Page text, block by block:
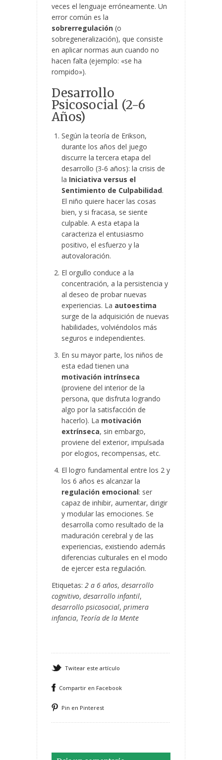
veces el lenguaje erróneamente. Un
error común es la
sobrerregulación (o
sobregeneralización), que consiste
en aplicar normas aun cuando no
hacen falta (ejemplo: «se ha
rompido»).
Desarrollo
Psicosocial (2-6
Años)
Según la teoría de Erikson,
durante los años del juego
discurre la tercera etapa del
desarrollo (3-6 años): la crisis de
la Iniciativa versus el
Sentimiento de Culpabilidad.
El niño quiere hacer las cosas
bien, y si fracasa, se siente
culpable. A esta etapa la
caracteriza el entusiasmo
positivo, el esfuerzo y la
autovaloración.
El orgullo conduce a la
concentración, a la persistencia y
al deseo de probar nuevas
experiencias. La autoestima
surge de la adquisición de nuevas
habilidades, volviéndolos más
seguros e independientes.
En su mayor parte, los niños de
esta edad tienen una
motivación intrínseca
(proviene del interior de la
persona, que disfruta logrando
algo por la satisfacción de
hacerlo). La motivación
extrínseca, sin embargo,
proviene del exterior, impulsada
por elogios, recompensas, etc.
El logro fundamental entre los 2 y
los 6 años es alcanzar la
regulación emocional: ser
capaz de inhibir, aumentar, dirigir
y modular las emociones. Se
desarrolla como resultado de la
maduración cerebral y de las
experiencias, existiendo además
diferencias culturales en el modo
de ejercer esta regulación.
Etiquetas: 2 a 6 años, desarrollo
cognitivo, desarrollo infantil,
desarrollo psicosocial, primera
infancia, Teoría de la Mente
Twitear este artículo
Compartir en Facebook
Pin en Pinterest